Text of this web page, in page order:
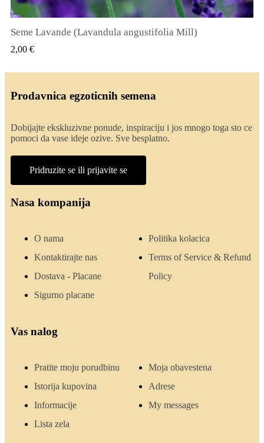
QUICK VIEW
Seme Lavande (Lavandula angustifolia Mill)
2,00 €
Prodavnica egzoticnih semena
Dobijajte ekskluzivne ponude, inspiraciju i jos mnogo toga sto ce
pomoci da vase ideje ozive. Sve besplatno.
Pridruzite se ili prijavite se
Nasa kompanija
O nama
Kontaktirajte nas
Dostava - Placane
Sigurno placane
Politika kolacica
Terms of Service & Refund
Policy
Vas nalog
Pratite moju porudbinu
Istorija kupovina
Informacije
Lista zela
Moja obavestena
Adrese
My messages